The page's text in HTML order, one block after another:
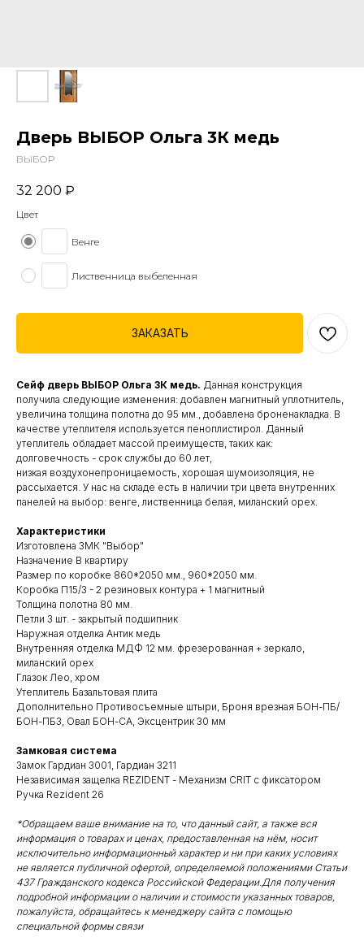
Дверь ВЫБОР Ольга 3К медь
ВЫБОР
32 200 ₽
Цвет
Венге
Лиственница выбеленная
ЗАКАЗАТЬ
Сейф дверь ВЫБОР Ольга 3К медь. Данная конструкция
получила следующие изменения: добавлен магнитный уплотнитель,
увеличина толщина полотна до 95 мм., добавлена броненакладка. В
качестве утеплителя используется пеноплистирол. Данный
утеплитель обладает массой преимуществ, таких как:
долговечность - срок службы до 60 лет,
низкая воздухонепроницаемость, хорошая шумоизоляция, не
рассыхается. У нас на складе есть в наличии три цвета внутренних
панелей на выбор: венге, лиственница белая, миланский орех.
Характеристики
Изготовлена ЗМК "Выбор"
Назначение В квартиру
Размер по коробке 860*2050 мм., 960*2050 мм.
Коробка П15/3 - 2 резиновых контура + 1 магнитный
Толщина полотна 80 мм.
Петли 3 шт. - закрытый подшипник
Наружная отделка Антик медь
Внутренняя отделка МДФ 12 мм. фрезерованная + зеркало,
миланский орех
Глазок Лео, хром
Утеплитель Базальтовая плита
Дополнительно Противосъемные штыри, Броня врезная БОН-ПБ/
БОН-ПБЗ, Овал БОН-СА, Эксцентрик 30 мм
Замковая система
Замок Гардиан 3001, Гардиан 3211
Независимая защелка REZIDENT - Механизм CRIT с фиксатором
Ручка Rezident 26
*Обращаем ваше внимание на то, что данный сайт, а также вся
информация о товарах и ценах, предоставленная на нём, носит
исключительно информационный характер и ни при каких условиях
не является публичной офертой, определяемой положениями Статьи
437 Гражданского кодекса Российской Федерации.Для получения
подробной информации о наличии и стоимости указанных товаров,
пожалуйста, обращайтесь к менеджеру сайта с помощью
специальной формы связи